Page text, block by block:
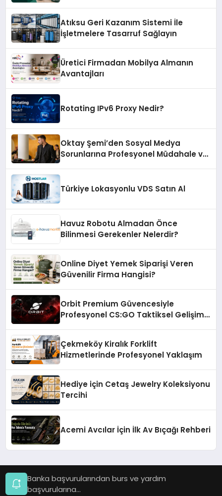
Atıksu Geri Kazanım Sistemi İle
İşletmelere Tasarruf Sağlayın
Üretici Firmadan Mobilya Almanın
Avantajları
Rotating IPv6 Proxy Nedir?
Oktay Şemi’den Sosyal Medya
Sorunlarına Profesyonel Müdahale ve
Türkiye Lokasyonlu VDS Satın Al
Havuz Robotu Almadan Önce
Bilinmesi Gerekenler Nelerdir?
Online Diyet Yemek Siparişi Veren
Güvenilir Firma Hangisi?
Orbit Premium Güvencesiyle
Profesyonel CS:GO Taktiksel Gelişim
Çekmeköy Kiralık Forklift
Hizmetlerinde Profesyonel Yaklaşım
Hediye için Cetaş Jewelry Koleksiyonu
Tercihi
Acemi Avcılar İçin İlk Av Bıçağı Rehberi
Banka başvurularından burs ve yardım
başvurularına...